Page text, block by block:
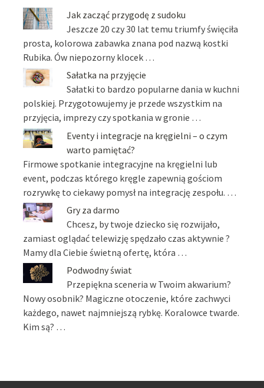
Jak zacząć przygodę z sudoku
Jeszcze 20 czy 30 lat temu triumfy święciła
prosta, kolorowa zabawka znana pod nazwą kostki
Rubika. Ów niepozorny klocek …
Sałatka na przyjęcie
Sałatki to bardzo popularne dania w kuchni
polskiej. Przygotowujemy je przede wszystkim na
przyjęcia, imprezy czy spotkania w gronie …
Eventy i integracje na kręgielni – o czym
warto pamiętać?
Firmowe spotkanie integracyjne na kręgielni lub
event, podczas którego kręgle zapewnią gościom
rozrywkę to ciekawy pomysł na integrację zespołu. …
Gry za darmo
Chcesz, by twoje dziecko się rozwijało,
zamiast oglądać telewizję spędzało czas aktywnie ?
Mamy dla Ciebie świetną ofertę, która …
Podwodny świat
Przepiękna sceneria w Twoim akwarium?
Nowy osobnik? Magiczne otoczenie, które zachwyci
każdego, nawet najmniejszą rybkę. Koralowce twarde.
Kim są? …